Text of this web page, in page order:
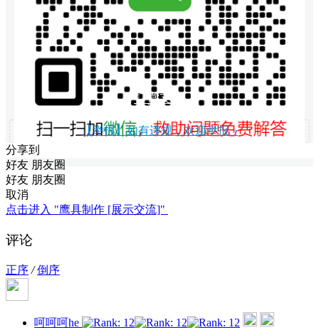
打赏支持
【举报】如有违规，欢迎举报 »
分享到
好友 朋友圈
好友 朋友圈
取消
点击进入 "鹰具制作 [展示交流]"
评论
正序 / 倒序
呵呵呵he